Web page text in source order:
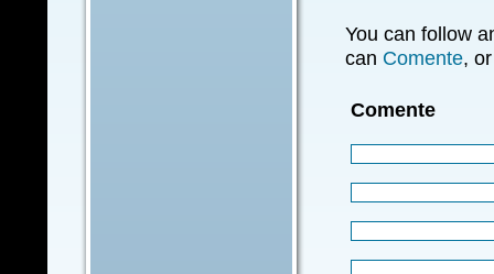
You can follow
can Comente,
Comente